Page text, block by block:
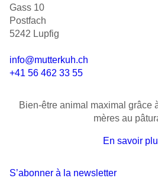
Gass 10
Postfach
5242 Lupfig
info@mutterkuh.ch
+41 56 462 33 55
Bien-être animal maximal grâce
mères au
En savoir
S’abonner à la newsletter